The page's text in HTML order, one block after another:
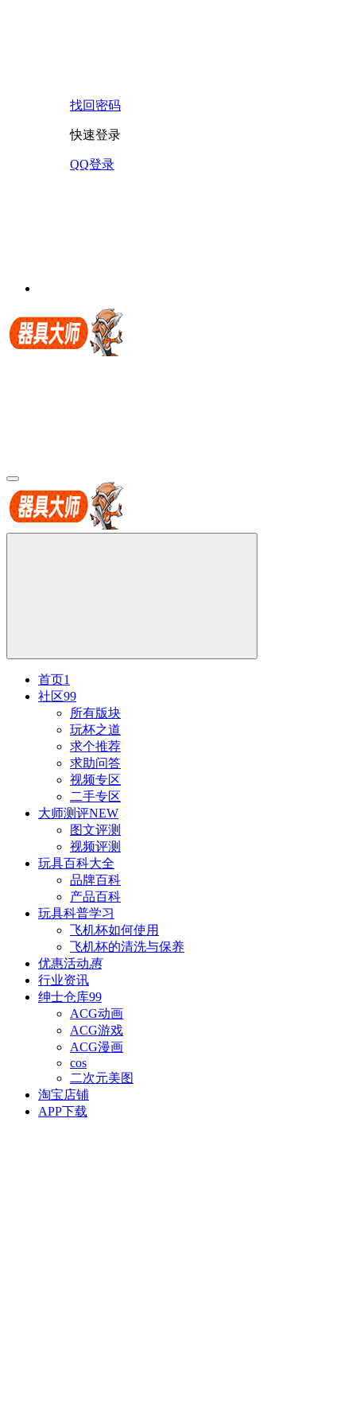
找回密码
快速登录
QQ登录
首页1
社区99
所有版块
玩杯之道
求个推荐
求助问答
视频专区
二手专区
大师测评NEW
图文评测
视频评测
玩具百科大全
品牌百科
产品百科
玩具科普学习
飞机杯如何使用
飞机杯的清洗与保养
优惠活动惠
行业资讯
绅士仓库99
ACG动画
ACG游戏
ACG漫画
cos
二次元美图
淘宝店铺
APP下载